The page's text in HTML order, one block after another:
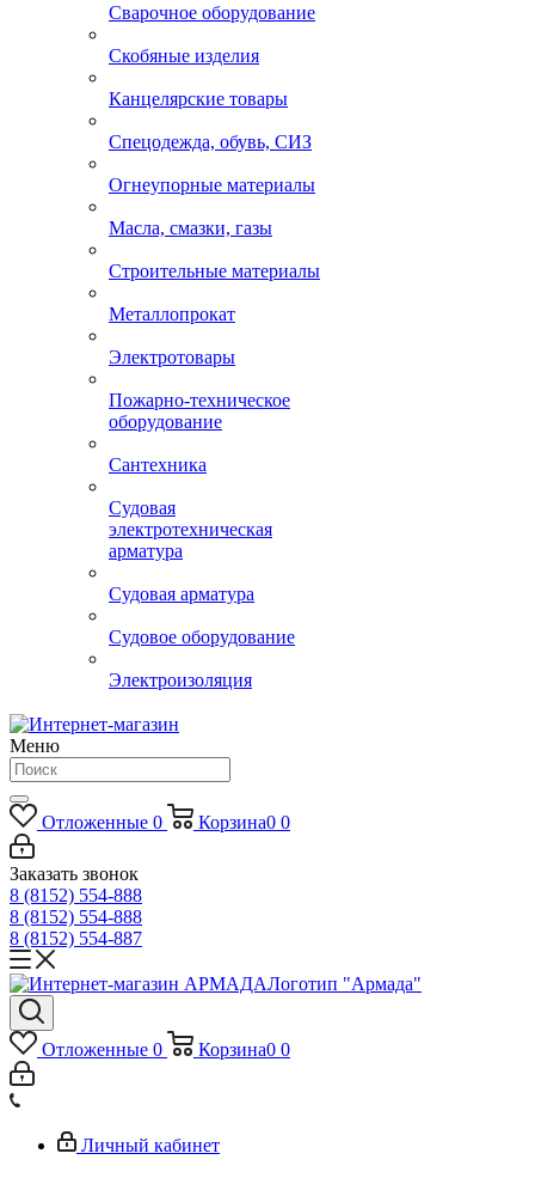
Сварочное оборудование
Скобяные изделия
Канцелярские товары
Спецодежда, обувь, СИЗ
Огнеупорные материалы
Масла, смазки, газы
Строительные материалы
Металлопрокат
Электротовары
Пожарно-техническое
оборудование
Сантехника
Судовая
электротехническая
арматура
Судовая арматура
Судовое оборудование
Электроизоляция
Меню
Отложенные 0 Корзина0 0
Заказать звонок
8 (8152) 554-888
8 (8152) 554-888
8 (8152) 554-887
Логотип "Армада"
Отложенные 0 Корзина0 0
Личный кабинет